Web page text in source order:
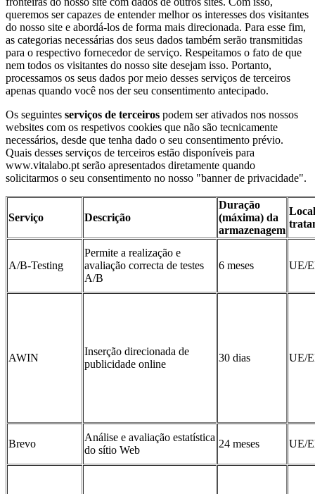
queremos ser capazes de entender melhor os interesses dos visitantes
do nosso site e abordá-los de forma mais direcionada. Para esse fim,
as categorias necessárias dos seus dados também serão transmitidas
para o respectivo fornecedor de serviço. Respeitamos o fato de que
nem todos os visitantes do nosso site desejam isso. Portanto,
processamos os seus dados por meio desses serviços de terceiros
apenas quando você nos der seu consentimento antecipado.
Os seguintes serviços de terceiros podem ser ativados nos nossos
websites com os respetivos cookies que não são tecnicamente
necessários, desde que tenha dado o seu consentimento prévio.
Quais desses serviços de terceiros estão disponíveis para
www.vitalabo.pt serão apresentados diretamente quando
solicitarmos o seu consentimento no nosso "banner de privacidade".
Serviço Descrição
Duração
(máxima) da
armazenagem
A/B-Testing
Permite a realização e
avaliação correcta de testes
A/B
6 meses UE/
AWIN
Inserção direcionada de
publicidade online
30 dias UE/
Brevo
Análise e avaliação estatística
do sítio Web
24 meses UE/